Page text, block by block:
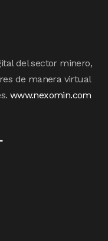
del sector minero,
de manera virtual
www.nexomin.com